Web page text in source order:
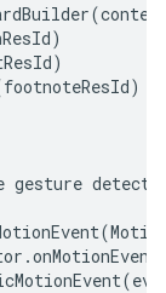
(
)
)
footnoteResId)
gesture
(
.onMotionEvent
(